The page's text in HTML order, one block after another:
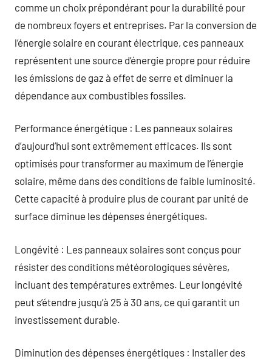
comme un choix prépondérant pour la durabilité pour
de nombreux foyers et entreprises. Par la conversion de
l’énergie solaire en courant électrique, ces panneaux
représentent une source d’énergie propre pour réduire
les émissions de gaz à effet de serre et diminuer la
dépendance aux combustibles fossiles.
Performance énergétique : Les panneaux solaires
d’aujourd’hui sont extrêmement efficaces. Ils sont
optimisés pour transformer au maximum de l’énergie
solaire, même dans des conditions de faible luminosité.
Cette capacité à produire plus de courant par unité de
surface diminue les dépenses énergétiques.
Longévité : Les panneaux solaires sont conçus pour
résister des conditions météorologiques sévères,
incluant des températures extrêmes. Leur longévité
peut s’étendre jusqu’à 25 à 30 ans, ce qui garantit un
investissement durable.
Diminution des dépenses énergétiques : Installer des